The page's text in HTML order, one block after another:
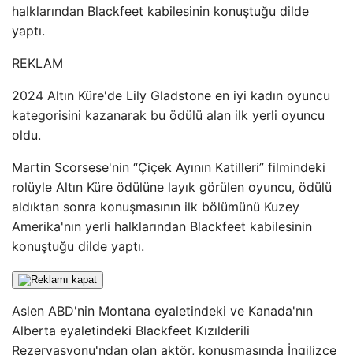
halklarından Blackfeet kabilesinin konuştuğu dilde
yaptı.
REKLAM
2024 Altın Küre'de Lily Gladstone en iyi kadın oyuncu
kategorisini kazanarak bu ödülü alan ilk yerli oyuncu
oldu.
Martin Scorsese'nin “Çiçek Ayının Katilleri” filmindeki
rolüyle Altın Küre ödülüne layık görülen oyuncu, ödülü
aldıktan sonra konuşmasının ilk bölümünü Kuzey
Amerika'nın yerli halklarından Blackfeet kabilesinin
konuştuğu dilde yaptı.
Aslen ABD'nin Montana eyaletindeki ve Kanada'nın
Alberta eyaletindeki Blackfeet Kızılderili
Rezervasyonu'ndan olan aktör, konuşmasında İngilizce